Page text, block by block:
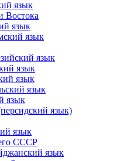
язык
Востока
язык
язык
язык
язык
язык
язык
язык
язык)
язык
СССР
язык